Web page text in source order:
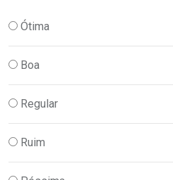
Ótima
Boa
Regular
Ruim